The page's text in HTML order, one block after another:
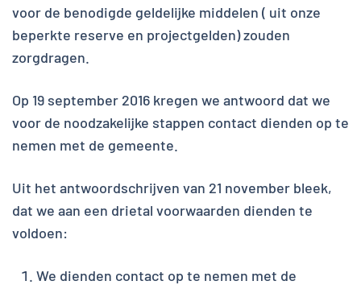
voor de benodigde geldelijke middelen ( uit onze
beperkte reserve en projectgelden) zouden
zorgdragen.
Op 19 september 2016 kregen we antwoord dat we
voor de noodzakelijke stappen contact dienden op te
nemen met de gemeente.
Uit het antwoordschrijven van 21 november bleek,
dat we aan een drietal voorwaarden dienden te
voldoen:
We dienden contact op te nemen met de